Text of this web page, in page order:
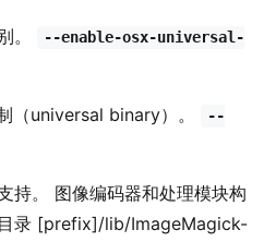
。
--enable-osx-universal-
（universal binary）。
--
持。 图像编码器和处理模块构
录 [prefix]/lib/ImageMagick-